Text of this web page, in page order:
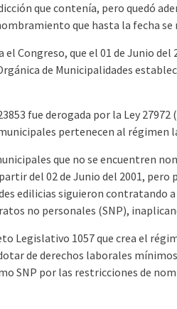
que contenía, pero quedó
que hasta la fecha se
Congreso, que el 01 de Junio
de Municipalidades
fue derogada por la Ley 27972
pertenecen al régimen
que no se encuentren
del 02 de Junio del 2001, pero
edilicias siguieron contratando
no personales (SNP),
Legislativo 1057 que crea el
de derechos laborales
SNP por las restricciones de